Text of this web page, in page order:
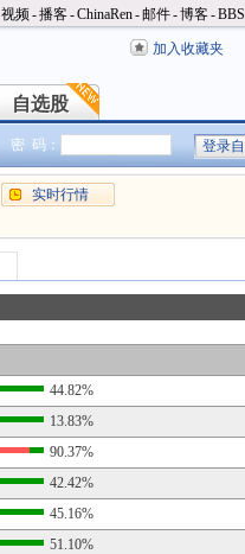
视频-播客-ChinaRen-邮件-博客-BBS
加入收藏夹
自选股
自选股
密 码：
实时行情
44.82%
13.83%
90.37%
42.42%
45.16%
51.10%